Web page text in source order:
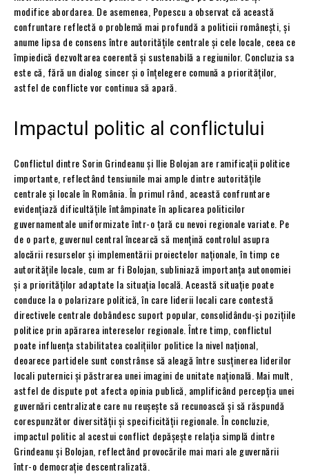
modifice abordarea. De asemenea, Popescu a observat că această
confruntare reflectă o problemă mai profundă a politicii românești, și
anume lipsa de consens între autoritățile centrale și cele locale, ceea ce
împiedică dezvoltarea coerentă și sustenabilă a regiunilor. Concluzia sa
este că, fără un dialog sincer și o înțelegere comună a priorităților,
astfel de conflicte vor continua să apară.
Impactul politic al conflictului
Conflictul dintre Sorin Grindeanu și Ilie Bolojan are ramificații politice
importante, reflectând tensiunile mai ample dintre autoritățile
centrale și locale în România. În primul rând, această confruntare
evidențiază dificultățile întâmpinate în aplicarea politicilor
guvernamentale uniformizate într-o țară cu nevoi regionale variate. Pe
de o parte, guvernul central încearcă să mențină controlul asupra
alocării resurselor și implementării proiectelor naționale, în timp ce
autoritățile locale, cum ar fi Bolojan, subliniază importanța autonomiei
și a priorităților adaptate la situația locală. Această situație poate
conduce la o polarizare politică, în care liderii locali care contestă
directivele centrale dobândesc suport popular, consolidându-și pozițiile
politice prin apărarea intereselor regionale. Între timp, conflictul
poate influența stabilitatea coalițiilor politice la nivel național,
deoarece partidele sunt constrânse să aleagă între susținerea liderilor
locali puternici și păstrarea unei imagini de unitate națională. Mai mult,
astfel de dispute pot afecta opinia publică, amplificând percepția unei
guvernări centralizate care nu reușește să recunoască și să răspundă
corespunzător diversității și specificității regionale. În concluzie,
impactul politic al acestui conflict depășește relația simplă dintre
Grindeanu și Bolojan, reflectând provocările mai mari ale guvernării
într-o democrație descentralizată.